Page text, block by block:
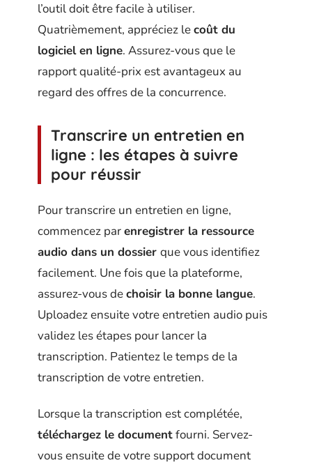
l’outil doit être facile à utiliser.
Quatrièmement, appréciez lecoût du
logiciel en ligne. Assurez-vous que le
rapport qualité-prix est avantageux au
regard des offres de la concurrence.
Transcrire un entretien en
ligne : les étapes à suivre
pour réussir
Pour transcrire un entretien en ligne,
commencez parenregistrer la ressource
audio dans un dossier que vous identifiez
facilement. Une fois que la plateforme,
assurez-vous dechoisir la bonne langue.
Uploadez ensuite votre entretien audio puis
validez les étapes pour lancer la
transcription. Patientez le temps de la
transcription de votre entretien.
Lorsque la transcription est complétée,
téléchargez le documentfourni. Servez-
vous ensuite de votre support document